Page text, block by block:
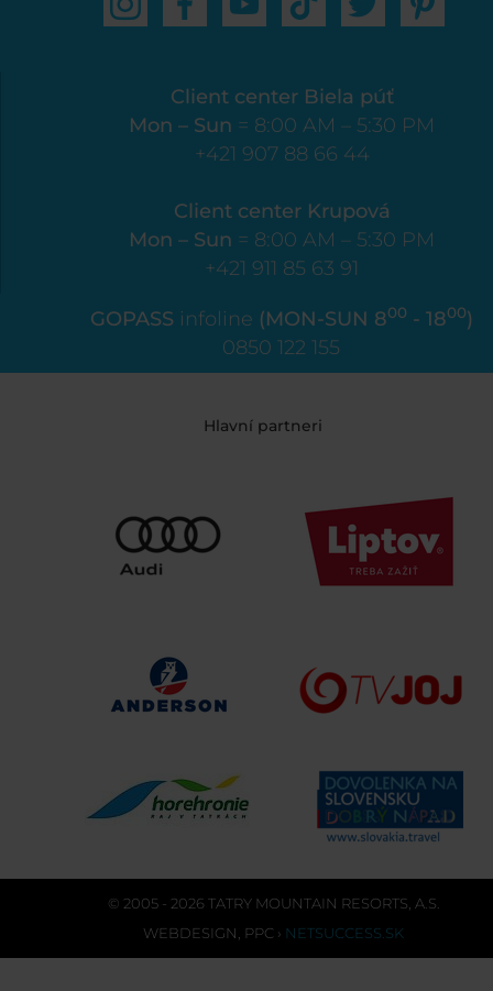
Client center Biela púť
Mon – Sun = 8:00 AM – 5:30 PM
+421 907 88 66 44
Client center Krupová
Mon – Sun = 8:00 AM – 5:30 PM
+421 911 85 63 91
GOPASS infoline (MON-SUN 800 - 1800)
0850 122 155
Hlavní partneri
© 2005 - 2026 TATRY MOUNTAIN RESORTS, A.S.
WEBDESIGN PPC › NETSUCCESS.SK